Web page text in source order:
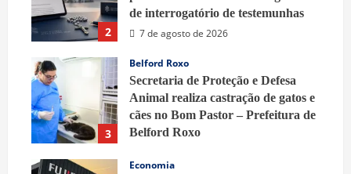
2
de interrogatório de testemunhas
7 de agosto de 2026
3
Belford Roxo
Secretaria de Proteção e Defesa
Animal realiza castração de gatos e
cães no Bom Pastor – Prefeitura de
Belford Roxo
Economia